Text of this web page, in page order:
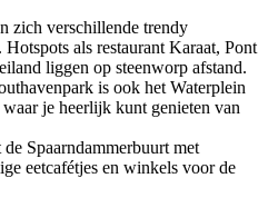
zich verschillende trendy
als restaurant Karaat, Pont
liggen op steenworp afstand.
is ook het Waterplein
je heerlijk kunt genieten van
Spaarndammerbuurt met
eetcafétjes en winkels voor de